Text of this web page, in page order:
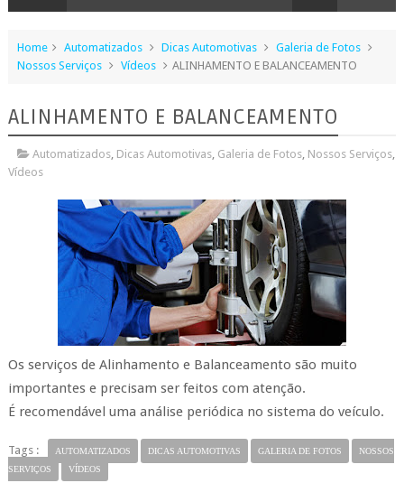
Home Automatizados Dicas Automotivas
Galeria de Fotos
Nossos Serviços
Vídeos ALINHAMENTO E BALANCEAMENTO
ALINHAMENTO E BALANCEAMENTO
Automatizados, Dicas Automotivas, Galeria de Fotos, Nossos Serviços,
Vídeos
Os serviços de Alinhamento e Balanceamento são muito
importantes e precisam ser feitos com atenção.
É recomendável uma análise periódica no sistema do veículo.
Tags : AUTOMATIZADOS DICAS AUTOMOTIVAS GALERIA DE FOTOS
NOSSOS
SERVIÇOS
VÍDEOS